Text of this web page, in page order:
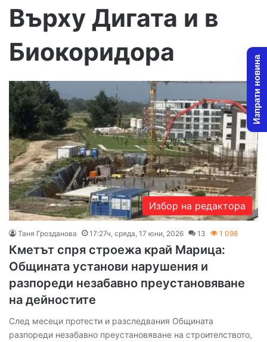
Върху Дигата и в
Биокоридора
Избор на редактора
Таня Грозданова 17:27ч, сряда, 17 юни, 2026 13 1 098
Кметът спря строежа край Марица:
Общината установи нарушения и
разпореди незабавно преустановяване
на дейностите
След месеци протести и разследвания Общината
разпореди незабавно преустановяване на строителството,
Изпрати новина